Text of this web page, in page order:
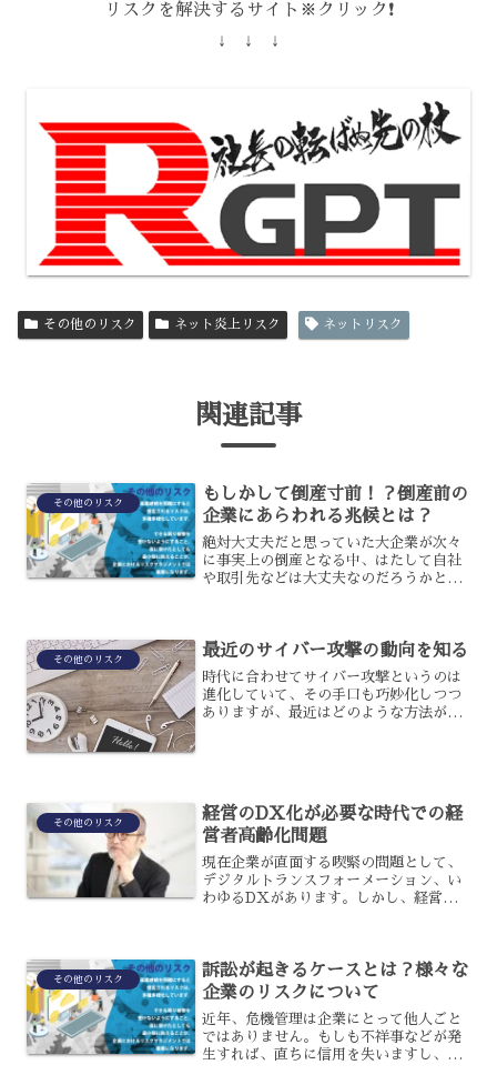
リスクを解決するサイト※クリック❗️
↓ ↓ ↓
その他のリスク ネット炎上リスク ネットリスク
関連記事
その他のリスク
もしかして倒産寸前！？倒産前の
企業にあらわれる兆候とは？
絶対大丈夫だと思っていた大企業が次々
に事実上の倒産となる中、はたして自社
や取引先などは大丈夫なのだろうかと不
客などで気になる兆候が見...
その他のリスク 最近のサイバー攻撃の動向を知る
時代に合わせてサイバー攻撃というのは
進化していて、その手口も巧妙化しつつ
ありますが、最近はどのような方法が採
その他のリスク
経営のDX化が必要な時代での経
営者高齢化問題
現在企業が直面する喫緊の問題として、
デジタルトランスフォーメーション、い
わゆるDXがあります。しかし、経営の
及ぼすのでしょうか？その...
その他のリスク
訴訟が起きるケースとは？様々な
企業のリスクについて
近年、危機管理は企業にとって他人ごと
ではありません。もしも不祥事などが発
生すれば、直ちに信用を失いますし、情